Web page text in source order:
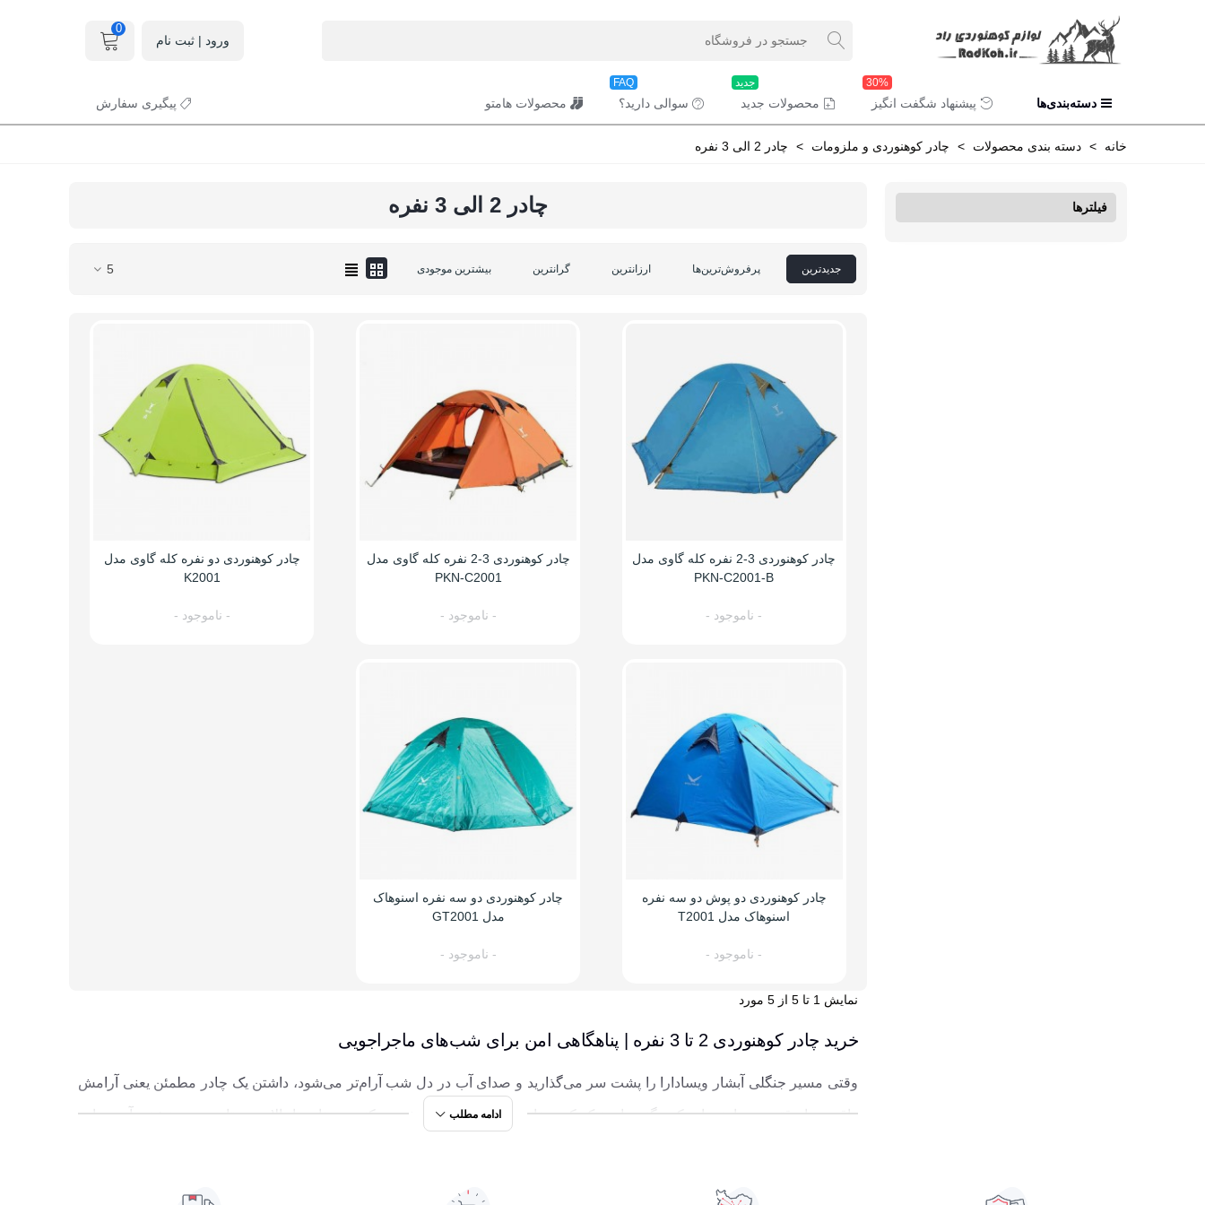
ورود | ثبت نام
0
دسته‌بندی‌ها پیشنهاد شگفت انگیز
30%
محصولات جدید
جدید
سوالی دارید؟
FAQ
محصولات هامتو پیگیری سفارش
خانه > دسته بندی محصولات > چادر کوهنوردی و ملزومات > چادر 2 الی 3 نفره
فیلترها چادر 2 الی 3 نفره
جدیدترین پرفروش‌ترین‌ها ارزانترین گرانترین بیشترین موجودی 5
چادر کوهنوردی 3-2 نفره کله گاوی مدل
PKN-C2001-B
- ناموجود -
چادر کوهنوردی 3-2 نفره کله گاوی مدل
PKN-C2001
- ناموجود -
چادر کوهنوردی دو نفره کله گاوی مدل
K2001
- ناموجود -
چادر کوهنوردی دو پوش دو سه نفره
اسنوهاک مدل T2001
- ناموجود -
چادر کوهنوردی دو سه نفره اسنوهاک
مدل GT2001
- ناموجود -
نمایش 1 تا 5 از 5 مورد
خرید چادر کوهنوردی 2 تا 3 نفره | پناهگاهی امن برای شب‌های ماجراجویی
وقتی مسیر جنگلی آبشار ویسادارا را پشت سر می‌گذارید و صدای آب در دل شب آرام‌تر می‌شود، داشتن یک چادر مطمئن یعنی آرامش
واقعی. یا وقتی در دامنه‌های کوه گنو، باد خنک کوهستانی صورتتان را نوازش می‌کند و ستاره‌ها بالای سرتان می‌درخشند، آن‌چه این
ادامه مطلب